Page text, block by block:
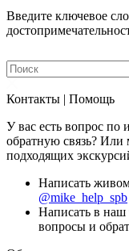
Введите ключевое
Контакты | Помощь
У вас есть вопрос по
обратную связь?
подходящих
Написать
@mike_help_spb
Написать в наш
вопросы и